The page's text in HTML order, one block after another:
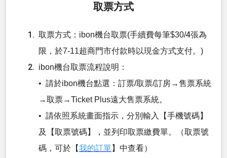
取票方式
取票方式：ibon機台取票(手續費每筆$30/4張為
限，於7-11超商門市付款時以現金方式支付。)
ibon機台取票流程說明：
• 請於ibon機台點選：訂票/取票/訂房→售票系統
→取票→Ticket Plus遠大售票系統。
• 請依照系統畫面指示，分別輸入【手機號碼】
及【取票號碼】，並列印取票繳費單。（取票號
碼，可於【我的訂單】中查看）